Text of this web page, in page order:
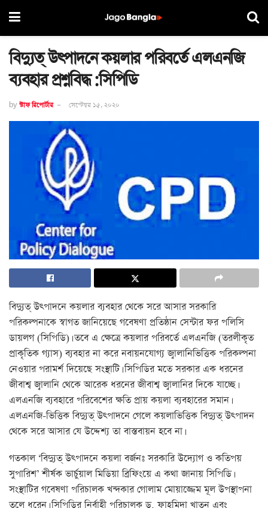
বিদ্যুত্ উত্পাদনে কয়লার পরিবর্তে এলএনজি
ব্যবহার প্রশ্নবিদ্ধ :সিপিডি
by স্টাফ রিপোর্টার সেপ্টেম্বর ১৫, ২০২০
বিদ্যুত্ উত্পাদনে কয়লার ব্যবহার থেকে সরে আসার সরকারি
পরিকল্পনাকে স্বাগত জানিয়েছে গবেষণা প্রতিষ্ঠান সেন্টার ফর পলিসি
ডায়লগ (সিপিডি)। তবে এ ক্ষেত্রে কয়লার পরিবর্তে এলএনজি (তরলীকৃত
প্রাকৃতিক গ্যাস) ব্যবহার না করে নবায়নযোগ্য জ্বালানিভিত্তিক পরিকল্পনা
নেওয়ার পরামর্শ দিয়েছে সংস্থাটি। সিপিডির মতে সরকার এক ধরনের
জীবাশ্ব জ্বালানি থেকে আরেক ধরনের জীবাশ্ব জ্বালানির দিকে যাচ্ছে।
এলএনজি ব্যবহারে পরিবেশের ক্ষতি প্রায় কয়লা ব্যবহারের সমান।
এলএনজি-ভিত্তিক বিদ্যুত্ উত্পাদনে গেলে কয়লাভিত্তিক বিদ্যুত্ উত্পাদন
থেকে সরে আসার যে উদ্দেশ্য তা বাস্তবায়ন হবে না।
গতকাল ‘বিদ্যুত্ উত্পাদনে কয়লা বর্জনঃ সরকারি উদ্যোগ ও কতিপয়
সুপারিশ’ শীর্ষক ভার্চুয়াল মিডিয়া ব্রিফিংয়ে এ কথা জানায় সিপিডি।
সংস্থাটির গবেষণা পরিচালক খন্দকার গোলাম মোয়াজ্জেম মূল উপস্থাপনা